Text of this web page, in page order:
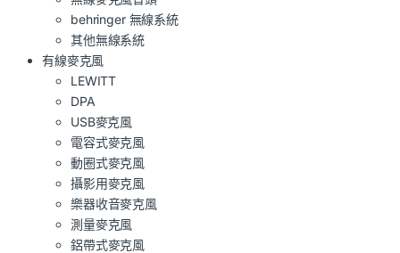
behringer 無線系統
其他無線系統
有線麥克風
LEWITT
DPA
USB麥克風
電容式麥克風
動圈式麥克風
攝影用麥克風
樂器收音麥克風
測量麥克風
鋁帶式麥克風